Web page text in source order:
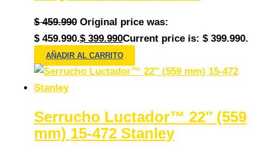
$459.990 Original price was:
$ 459.990.$399.990Current price is: $ 399.990.
AÑADIR AL CARRITO
Serrucho Luctador™ 22″ (559
mm) 15-472 Stanley